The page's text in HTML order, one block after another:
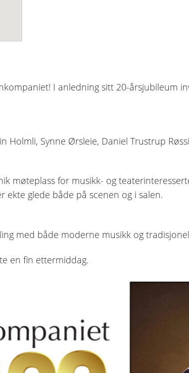
I anledning sitt 20-årsjubileum
Synne Ørsleie, Daniel Trustrup
møteplass for musikk- og
ekte glede både på scenen og i salen.
med både moderne musikk og
en fin ettermiddag.